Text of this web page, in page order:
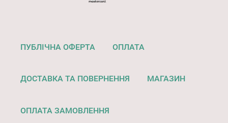
ПУБЛІЧНА ОФЕРТА ОПЛАТА
ДОСТАВКА ТА ПОВЕРНЕННЯ МАГАЗИН
ОПЛАТА ЗАМОВЛЕННЯ